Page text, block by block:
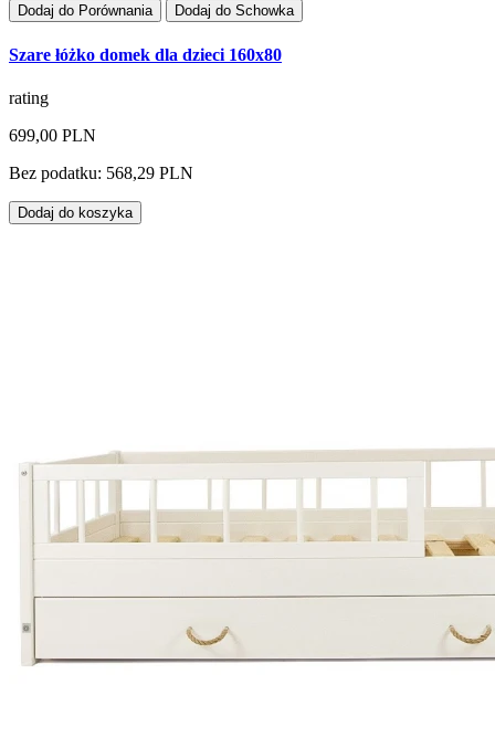
Dodaj do Porównania Dodaj do Schowka
Szare łóżko domek dla dzieci 160x80
rating
699,00 PLN
Bez podatku: 568,29 PLN
Dodaj do koszyka